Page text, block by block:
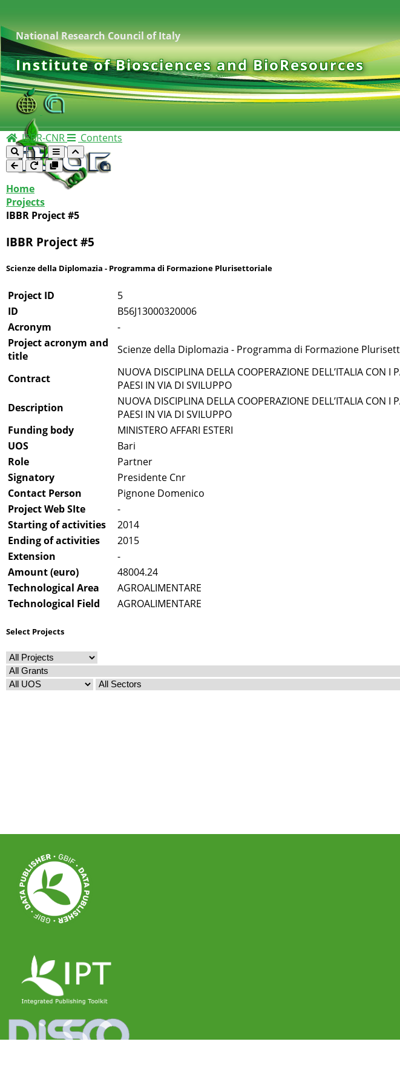
National Research Council of Italy
Institute of Biosciences and BioResources
IBBR-CNR Contents
Home
Projects
IBBR Project #5
IBBR Project #5
Scienze della Diplomazia - Programma di Formazione Plurisettoriale
Project ID
5
ID
B56J13000320006
Acronym
-
Project acronym and
title
Scienze della Diplomazia - Programma di Formazione
Contract
NUOVA DISCIPLINA DELLA COOPERAZIONE DELL’ITALIA CON
PAESI IN VIA DI SVILUPPO
Description
NUOVA DISCIPLINA DELLA COOPERAZIONE DELL’ITALIA CON
PAESI IN VIA DI SVILUPPO
Funding body
MINISTERO AFFARI ESTERI
UOS
Bari
Role
Partner
Signatory
Presidente Cnr
Contact Person
Pignone Domenico
Project Web SIte
-
Starting of activities
2014
Ending of activities
2015
Extension
-
Amount (euro)
48004.24
Technological Area
AGROALIMENTARE
Technological Field
AGROALIMENTARE
Select Projects